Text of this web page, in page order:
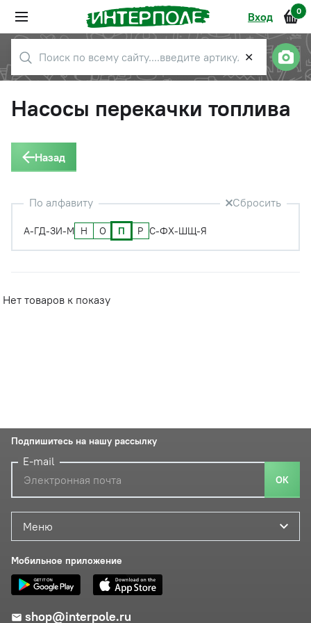
Вход 0
✕
Насосы перекачки топлива
Назад
По алфавиту Сбросить
А-ГД-ЗИ-М Н О П Р С-ФХ-ШЩ-Я
Нет товаров к показу
Меню
Мобильное приложение
shop@interpole.ru
Подпишитесь на нашу рассылку
E-mail
ОК